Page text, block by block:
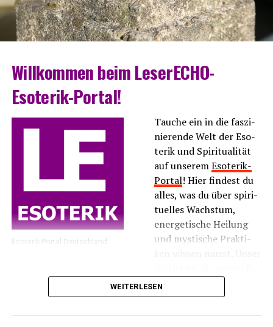
Will­kom­men beim LeserECHO-
Esoterik-Portal!
Eso­te­rik Por­tal Deutschland
Tau­che ein in die fas­zi­
nie­ren­de Welt der Eso­
te­rik und Spi­ri­tua­li­tät
auf unse­remEso­te­rik-
Por­tal! Hier fin­dest du
alles, was du über spi­ri­
tu­el­les Wachs­tum,
ener­ge­ti­sche Hei­lung
und mys­ti­sche Prak­ti­
Infor­ma­tio­nen und
Inspi­ra­tio­nen zu bie­ten, die dir hel­fen, dei­ne inne­re
WEITERLESEN